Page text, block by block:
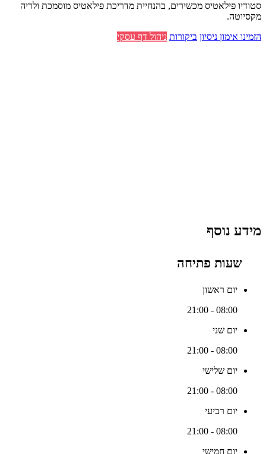
סטודיו פילאטיס מכשירים, בהנחיית מדריכת פילאטיס מוסמכת ולריה
מקסיוטה.
הזמינו אימון ניסיון ביקורות ניהול דף עסקי
מידע נוסף
שעות פתיחה
יום ראשון
08:00 - 21:00
יום שני
08:00 - 21:00
יום שלישי
08:00 - 21:00
יום רביעי
08:00 - 21:00
יום חמישי